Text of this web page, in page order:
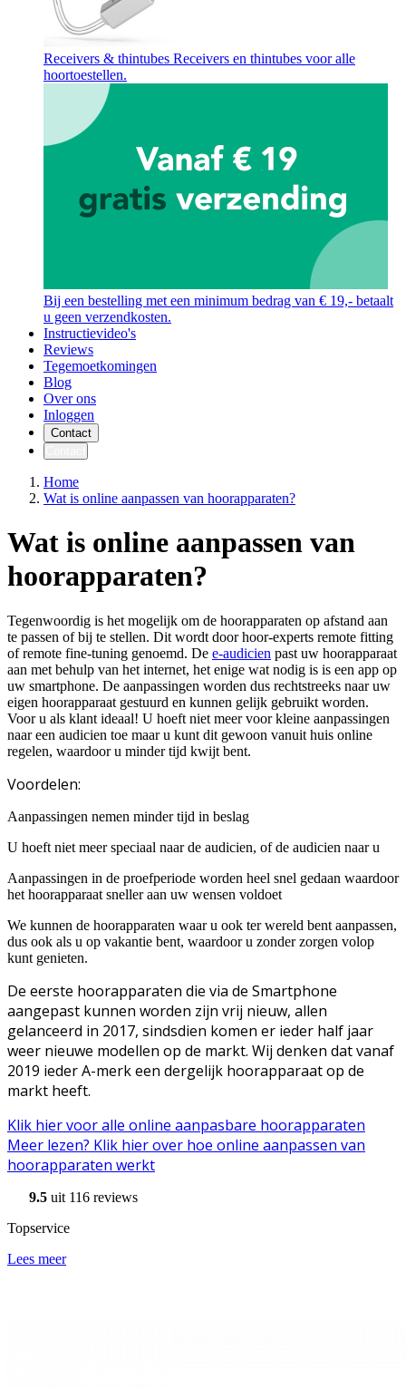
Receivers & thintubes Receivers en thintubes voor alle
hoortoestellen.
Bij een bestelling met een minimum bedrag van € 19,- betaalt
u geen verzendkosten.
Instructievideo's
Reviews
Tegemoetkomingen
Blog
Over ons
Inloggen
Contact
Home
Wat is online aanpassen van hoorapparaten?
Wat is online aanpassen van
hoorapparaten?
Tegenwoordig is het mogelijk om de hoorapparaten op afstand aan
te passen of bij te stellen. Dit wordt door hoor-experts remote fitting
of remote fine-tuning genoemd. De e-audicien past uw hoorapparaat
aan met behulp van het internet, het enige wat nodig is is een app op
uw smartphone. De aanpassingen worden dus rechtstreeks naar uw
eigen hoorapparaat gestuurd en kunnen gelijk gebruikt worden.
Voor u als klant ideaal! U hoeft niet meer voor kleine aanpassingen
naar een audicien toe maar u kunt dit gewoon vanuit huis online
regelen, waardoor u minder tijd kwijt bent.
Voordelen:
Aanpassingen nemen minder tijd in beslag
U hoeft niet meer speciaal naar de audicien, of de audicien naar u
Aanpassingen in de proefperiode worden heel snel gedaan waardoor
het hoorapparaat sneller aan uw wensen voldoet
We kunnen de hoorapparaten waaru ook ter wereld bent aanpassen,
dus ook als u op vakantie bent, waardoor u zonder zorgen volop
kunt genieten.
De eerste hoorapparaten die via de Smartphone
aangepast kunnen worden zijn vrij nieuw, allen
gelanceerd in 2017, sindsdien komen er ieder half jaar
weer nieuwe modellen op de markt. Wij denken dat vanaf
2019 ieder A-merk een dergelijk hoorapparaat op de
markt heeft.
Klik hier voor alle online aanpasbare hoorapparaten
Meer lezen? Klik hier over hoe online aanpassen van
hoorapparaten werkt
9.5 uit 116 reviews
Topservice
Lees meer